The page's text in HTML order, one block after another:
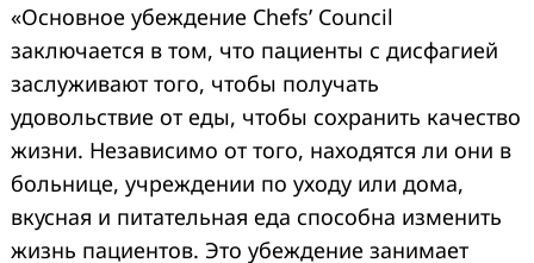
«Основное убеждение Chefs’ Council
заключается в том, что пациенты с дисфагией
заслуживают того, чтобы получать
удовольствие от еды, чтобы сохранить качество
жизни. Независимо от того, находятся ли они в
больнице, учреждении по уходу или дома,
вкусная и питательная еда способна изменить
жизнь пациентов. Это убеждение занимает